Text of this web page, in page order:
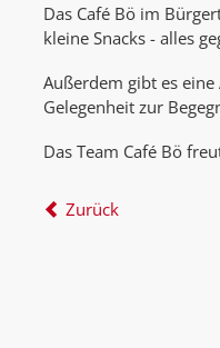
Das Café Bö im
kleine Snacks - alles
Außerdem gibt es
Gelegenheit zur
Das Team Café Bö
Zurück